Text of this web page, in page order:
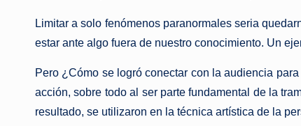
Limitar a solo fenómenos paranormales seria
estar ante algo fuera de nuestro conocimiento. Un
Pero ¿Cómo se logró conectar con la audiencia
acción, sobre todo al ser parte fundamental de la
resultado, se utilizaron en la técnica artística de la